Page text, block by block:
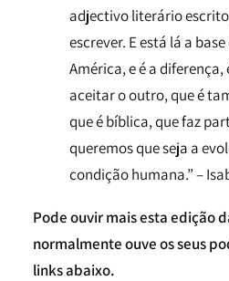
adjectivo literário
escrever. E está lá a base
América, e é a
aceitar o outro, que é
que é bíblica, que faz
queremos que seja a
condição humana.” –
Pode ouvir mais esta edição
normalmente ouve os seus
links abaixo.